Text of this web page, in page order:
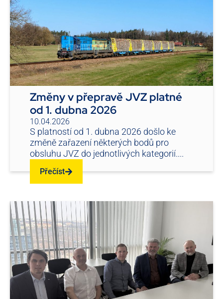
Změny v přepravě JVZ platné
od 1. dubna 2026
10.04.2026
S platností od 1. dubna 2026 došlo ke
změně zařazení některých bodů pro
obsluhu JVZ do jednotlivých kategorií....
Přečíst